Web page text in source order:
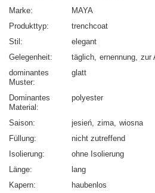
Marke
MAYA
Produkttyp
trenchcoat
Stil
elegant
Gelegenheit
täglich ernennung zur
dominantes
Muster
glatt
Dominantes
Material
polyester
Saison jesień zima wiosna
Füllung
nicht zutreffend
Isolierung
ohne Isolierung
Länge
lang
Kapern
haubenlos